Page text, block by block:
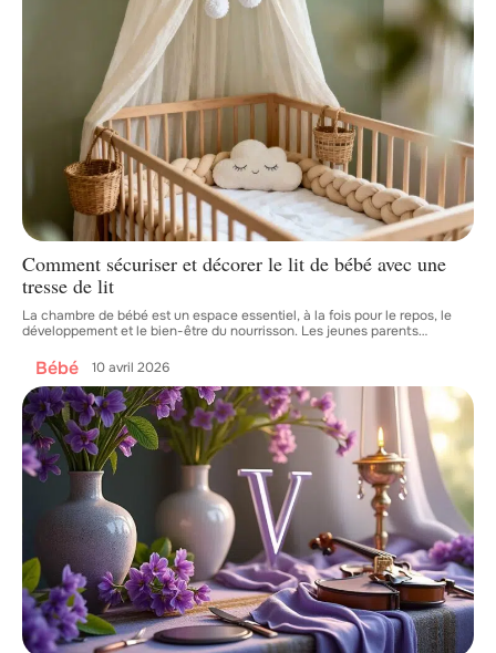
Comment sécuriser et décorer le lit de bébé avec une
tresse de lit
La chambre de bébé est un espace essentiel, à la fois pour le repos, le
développement et le bien-être du nourrisson. Les jeunes parents…
Bébé 10 avril 2026